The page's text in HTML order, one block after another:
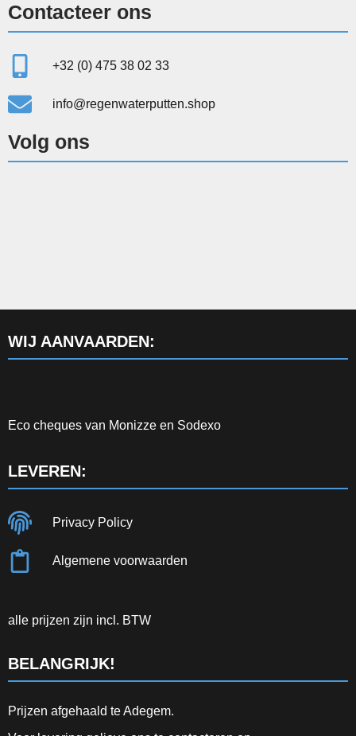
Contacteer ons
+32 (0) 475 38 02 33
info@regenwaterputten.shop
Volg ons
WIJ AANVAARDEN:
Eco cheques van Monizze en Sodexo
LEVEREN:
Privacy Policy
Algemene voorwaarden
alle prijzen zijn incl. BTW
BELANGRIJK!
Prijzen afgehaald te Adegem.